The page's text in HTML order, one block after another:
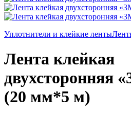
Уплотнители и клейкие ленты
Лента клейкая
двухсторонняя
(20 мм*5 м)